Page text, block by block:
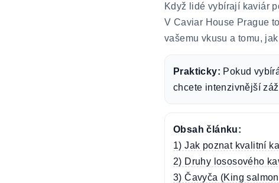
Když lidé vybírají kaviár
V Caviar House Prague
vašemu vkusu a tomu,
Prakticky: Pokud
chcete intenzivnější
Obsah článku:
1) Jak poznat kvalitní
2) Druhy lososového
3) Čavyča (King